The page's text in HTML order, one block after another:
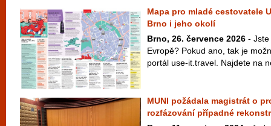
Mapa pro mladé cestovatele
Brno i jeho okolí
Brno, 26. července 2026 -
Evropě? Pokud ano, tak je
portál use-it.travel. Najdete na
MUNI požádala magistrát o
rozfázování případné